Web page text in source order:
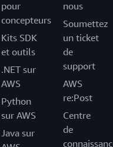
pour
concepteurs
Kits SDK
et outils
.NET sur
AWS
Python
sur AWS
Java sur
nous
Soumettez
un ticket
de
support
AWS
re:Post
Centre
de